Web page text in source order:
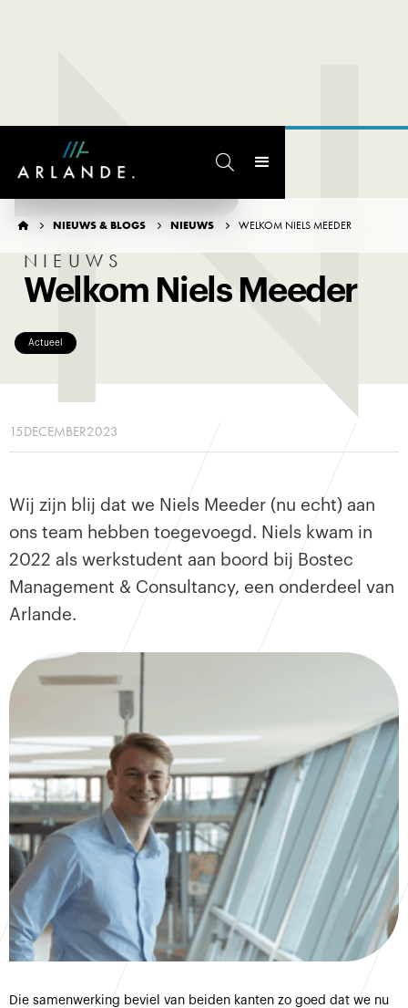

  NIEUWS & BLOGS  NIEUWS  WELKOM NIELS MEEDER
NIEUWS
Welkom Niels Meeder
Actueel
15DECEMBER2023
Wij zijn blij dat we Niels Meeder (nu echt) aan
ons team hebben toegevoegd. Niels kwam in
2022 als werkstudent aan boord bij Bostec
Management & Consultancy, een onderdeel van
Arlande.
Die samenwerking beviel van beiden kanten zo goed dat we nu